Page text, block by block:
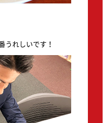
うれしいです！